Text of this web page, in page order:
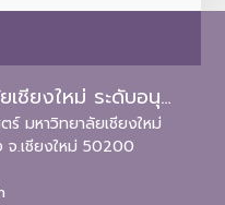
โรงเรียนสาธิตมหาวิทยาลัยเชียงใหม่ ระดับอนุบาลและประถมศึกษา
มหาวิทยาลัยเชียงใหม่
จ.เชียงใหม่ 50200